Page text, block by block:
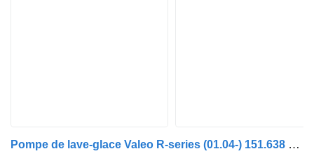
Pompe de lave-glace Valeo R-series (01.04-) 151.638 1.22086 pour tracteur routier Scania P,G,R,T-series (2004-2017)